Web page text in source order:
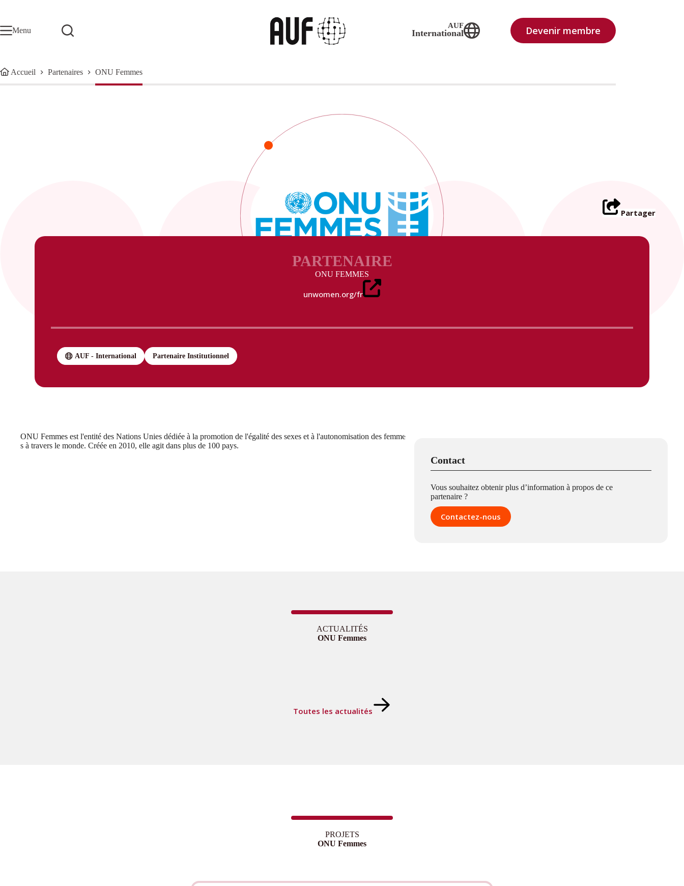
Menu
AUF
International Devenir membre
Accueil Partenaires ONU Femmes
Partager
PARTENAIRE
ONU FEMMES
unwomen.org/fr
AUF - International Partenaire Institutionnel
ONU Femmes est l'entité des Nations Unies dédiée à la promotion de l'égalité des sexes et à l'autonomisation des femme
s à travers le monde. Créée en 2010, elle agit dans plus de 100 pays.
Contact
Vous souhaitez obtenir plus d’information à propos de ce
partenaire ?
Contactez-nous
ACTUALITÉS
ONU Femmes
Toutes les actualités
PROJETS
ONU Femmes